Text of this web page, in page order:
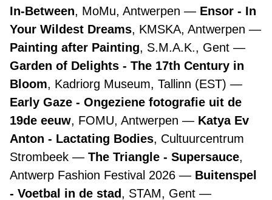
In-Between, MoMu, Antwerpen
Ensor - In
Your Wildest Dreams, KMSKA, Antwerpen
Painting after Painting, S.M.A.K., Gent
Garden of Delights - The 17th Century in
Bloom, Kadriorg Museum, Tallinn (EST)
Early Gaze - Ongeziene fotografie uit de
19de eeuw, FOMU, Antwerpen
Katya Ev
Anton - Lactating Bodies, Cultuurcentrum
Strombeek
The Triangle - Supersauce,
Antwerp Fashion Festival 2026
Buitenspel
- Voetbal in de stad, STAM, Gent